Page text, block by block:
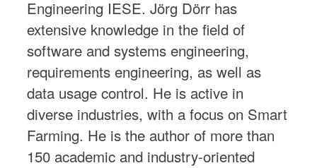
Engineering IESE. Jörg Dörr has
extensive knowledge in the field of
software and systems engineering,
requirements engineering, as well as
data usage control. He is active in
diverse industries, with a focus on Smart
Farming. He is the author of more than
150 academic and industry-oriented